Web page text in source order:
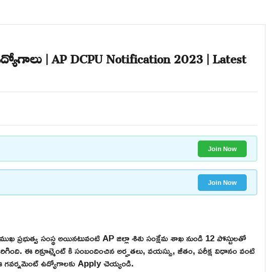
| AP DCPU Notification 2023 | Latest
Join Now
Join Now
ప్రభుత్వ సంస్థ అయినటువంటి AP జిల్లా శిశు సంక్షేమ శాఖ నుండి 12 పోస్టులతో
ఈ రిక్రూట్మెంట్ కి సంబందించిన అర్హతలు, వయస్సు, జీతం, పరీక్ష విధానం వంటి
గవర్నమెంట్ ఉద్యోగాలకు Apply చెయ్యండి.